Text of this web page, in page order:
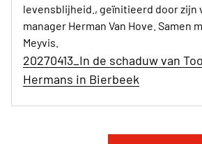
levensblijheid., geïnitieerd door zijn
manager Herman Van Hove. Samen
Meyvis.
20270413_In de schaduw van
Hermans in Bierbeek